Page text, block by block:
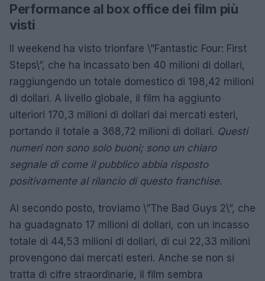
Performance al box office dei film più
visti
Il weekend ha visto trionfare \”Fantastic Four: First
Steps\”, che ha incassato ben 40 milioni di dollari,
raggiungendo un totale domestico di 198,42 milioni
di dollari. A livello globale, il film ha aggiunto
ulteriori 170,3 milioni di dollari dai mercati esteri,
portando il totale a 368,72 milioni di dollari. Questi
numeri non sono solo buoni; sono un chiaro
segnale di come il pubblico abbia risposto
positivamente al rilancio di questo franchise.
Al secondo posto, troviamo \”The Bad Guys 2\”, che
ha guadagnato 17 milioni di dollari, con un incasso
totale di 44,53 milioni di dollari, di cui 22,33 milioni
provengono dai mercati esteri. Anche se non si
tratta di cifre straordinarie, il film sembra